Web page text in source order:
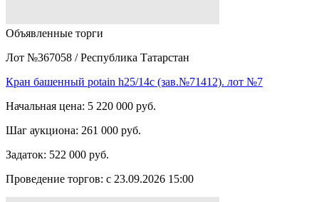
Объявленные торги
Лот №367058 / Республика Татарстан
Кран башенный potain h25/14c (зав.№71412). лот №7
Начальная цена: 5 220 000 руб.
Шаг аукциона: 261 000 руб.
Задаток: 522 000 руб.
Проведение торгов: с 23.09.2026 15:00